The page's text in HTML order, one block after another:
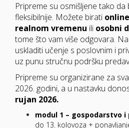
Pripreme su osmišljene tako
fleksibilnije. Možete birati
realnom vremenu ili osobni
tome što vam više odgovara.
uskladiti učenje s poslovnim i
uz punu stručnu podršku
Pripreme su organizirane za
2026. godini, a u nastavku
rujan 2026.
modul 1 – gospodarstvo i
do 13. kolovoza +